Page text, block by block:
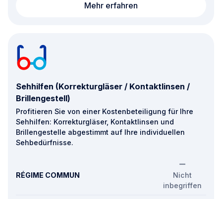
Mehr erfahren
Sehhilfen (Korrekturgläser / Kontaktlinsen /
Brillengestell)
Profitieren Sie von einer Kostenbeteiligung für Ihre
Sehhilfen: Korrekturgläser, Kontaktlinsen und
Brillengestelle abgestimmt auf Ihre individuellen
Sehbedürfnisse.
RÉGIME COMMUN
Nicht
inbegriffen